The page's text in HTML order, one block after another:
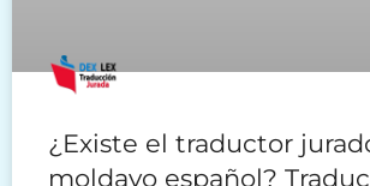
¿Existe el traductor
moldavo español?